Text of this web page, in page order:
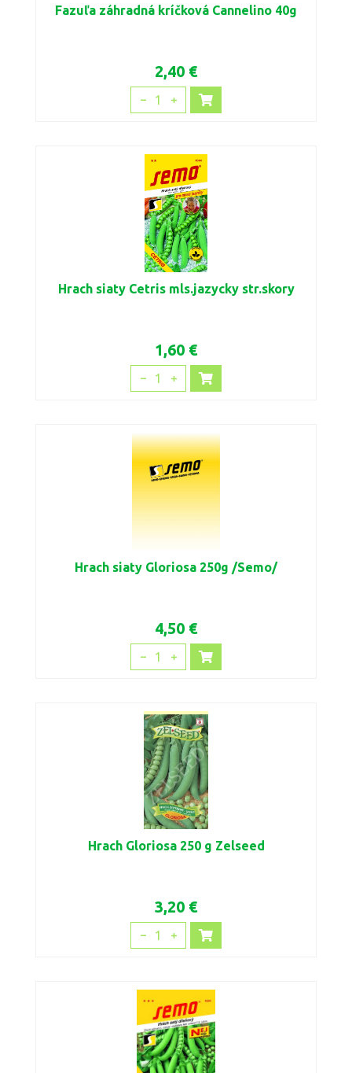
Fazuľa záhradná kríčková Cannelino 40g
2,40 €
1
Hrach siaty Cetris mls.jazycky str.skory
1,60 €
1
Hrach siaty Gloriosa 250g /Semo/
4,50 €
1
Hrach Gloriosa 250 g Zelseed
3,20 €
1